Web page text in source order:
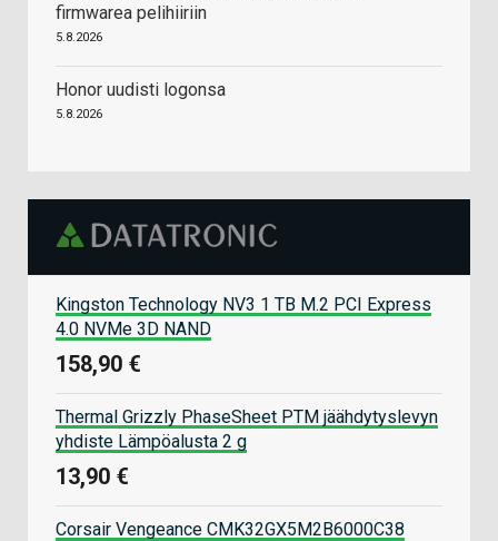
firmwarea pelihiiriin
5.8.2026
Honor uudisti logonsa
5.8.2026
Kingston Technology NV3 1 TB M.2 PCI Express
4.0 NVMe 3D NAND
158,90 €
Thermal Grizzly PhaseSheet PTM jäähdytyslevyn
yhdiste Lämpöalusta 2 g
13,90 €
Corsair Vengeance CMK32GX5M2B6000C38